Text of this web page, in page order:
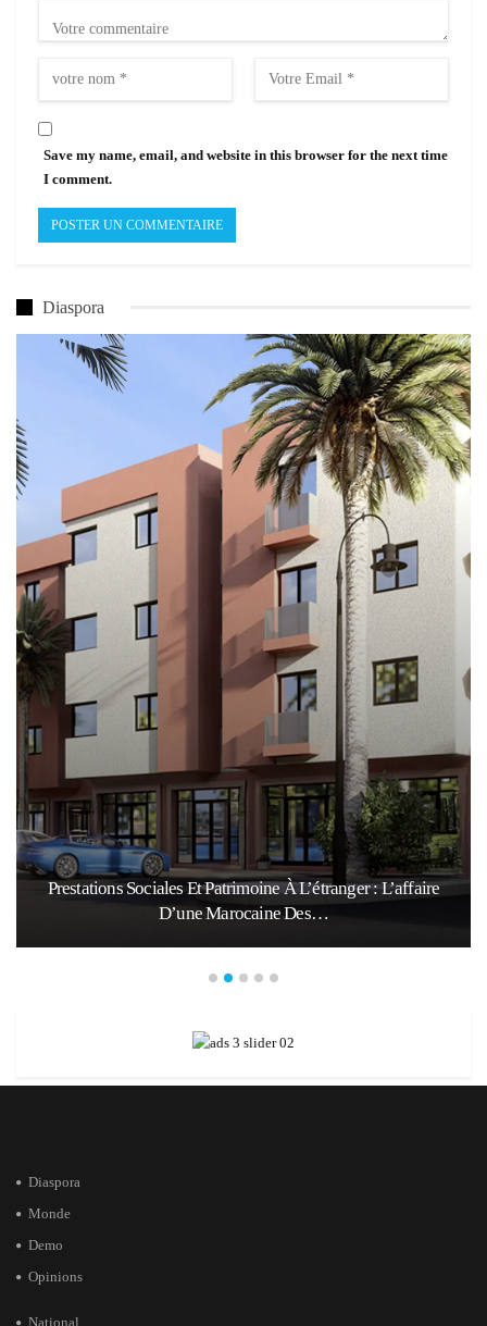
Save my name, email, and website in this browser for the next time
I comment.
Diaspora
Prestations Sociales Et Patrimoine À L’étranger : L’affaire
D’une Marocaine Des…
Diaspora
Monde
Demo
Opinions
National